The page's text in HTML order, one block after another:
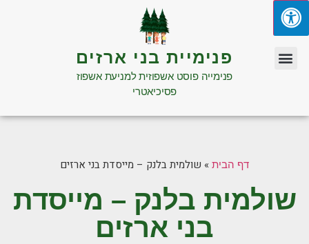
פנימיית בני ארזים
פנימייה פוסט אשפוזית למניעת אשפוז
פסיכיאטרי
דף הבית » שולמית בלנק – מייסדת בני ארזים
שולמית בלנק – מייסדת
בני ארזים